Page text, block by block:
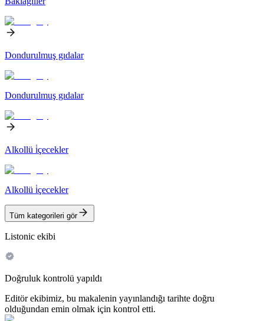
Dondurulmuş gıdalar
Dondurulmuş gıdalar
Alkollü i̇çecekler
Alkollü i̇çecekler
Tüm kategorileri gör
Listonic ekibi
Doğruluk kontrolü yapıldı
Editör ekibimiz, bu makalenin yayınlandığı tarihte doğru
olduğundan emin olmak için kontrol etti.